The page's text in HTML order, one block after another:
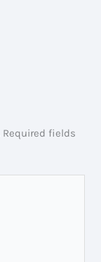
Required fields